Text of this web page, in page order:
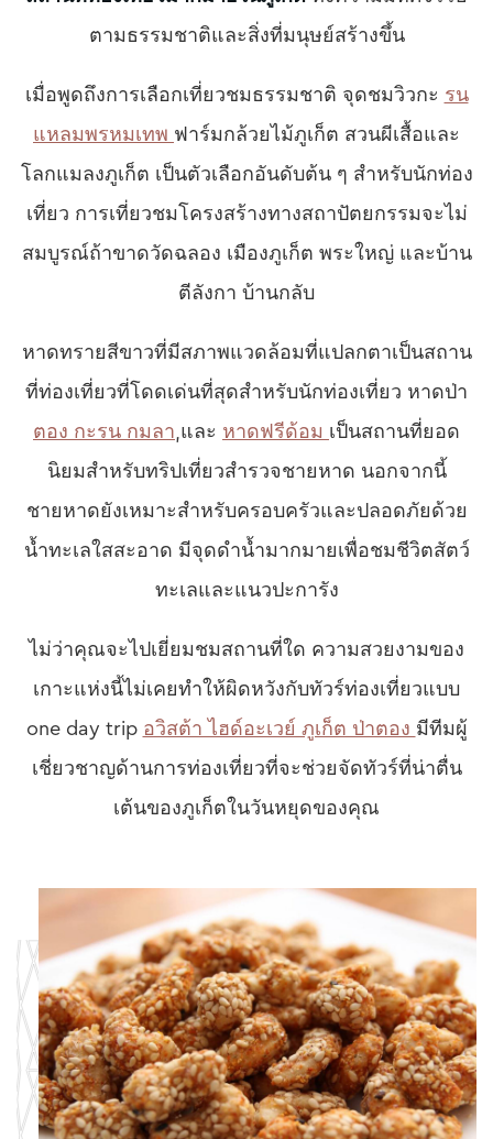
ตามธรรมชาติและสิ่งที่มนุษย์สร้างขึ้น
เมื่อพูดถึงการเลือกเที่ยวชมธรรมชาติ จุดชมวิวกะ รน
แหลมพรหมเทพ ฟาร์มกล้วยไม้ภูเก็ต สวนผีเสื้อและ
โลกแมลงภูเก็ต เป็นตัวเลือกอันดับต้น ๆ สำหรับนักท่อง
เที่ยว การเที่ยวชมโครงสร้างทางสถาปัตยกรรมจะไม่
สมบูรณ์ถ้าขาดวัดฉลอง เมืองภูเก็ต พระใหญ่ และบ้าน
ตีลังกา บ้านกลับ
หาดทรายสีขาวที่มีสภาพแวดล้อมที่แปลกตาเป็นสถาน
ที่ท่องเที่ยวที่โดดเด่นที่สุดสำหรับนักท่องเที่ยว หาดป่า
ตอง กะรน กมลา,และ หาดฟรีด้อม เป็นสถานที่ยอด
นิยมสำหรับทริปเที่ยวสำรวจชายหาด นอกจากนี้
ชายหาดยังเหมาะสำหรับครอบครัวและปลอดภัยด้วย
น้ำทะเลใสสะอาด มีจุดดำน้ำมากมายเพื่อชมชีวิตสัตว์
ทะเลและแนวปะการัง
ไม่ว่าคุณจะไปเยี่ยมชมสถานที่ใด ความสวยงามของ
เกาะแห่งนี้ไม่เคยทำให้ผิดหวังกับทัวร์ท่องเที่ยวแบบ
one day trip อวิสต้า ไฮด์อะเวย์ ภูเก็ต ป่าตอง มีทีมผู้
เชี่ยวชาญด้านการท่องเที่ยวที่จะช่วยจัดทัวร์ที่น่าตื่น
เต้นของภูเก็ตในวันหยุดของคุณ